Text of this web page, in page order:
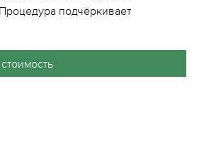
подчёркивает